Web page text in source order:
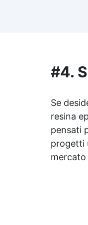
#4.
Se
resina
pensati
progetti